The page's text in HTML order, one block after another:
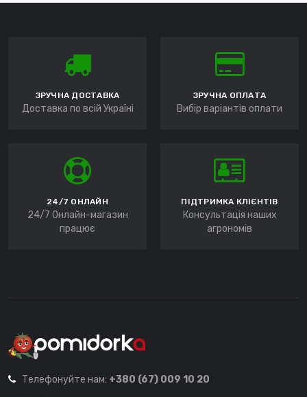
ЗРУЧНА ДОСТАВКА
Доставка по всій Україні
ЗРУЧНА ОПЛАТА
Вибір варіантів оплати
24/7 ОНЛАЙН
24/7 Онлайн-магазин
працює
ПІДТРИМКА КЛІЄНТІВ
Консультація наших
агрономів
Телефонуйте нам: +380 (67) 009 10 20